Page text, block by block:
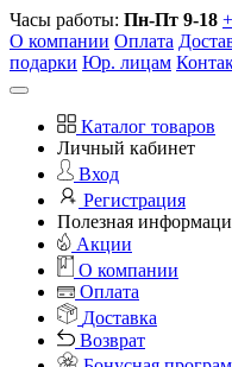
Часы работы: Пн-Пт 9-18
О компании Оплата
подарки Юр. лицам
Каталог товаров
Личный кабинет
Вход
Регистрация
Полезная
Акции
О компании
Оплата
Доставка
Возврат